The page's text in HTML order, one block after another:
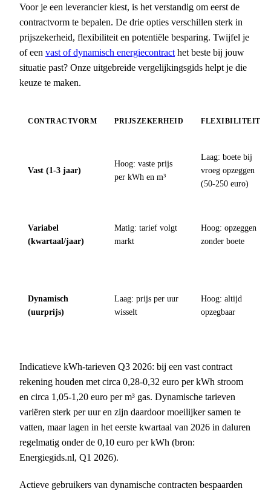
Voor je een leverancier kiest, is het verstandig om eerst de
contractvorm te bepalen. De drie opties verschillen sterk in
prijszekerheid, flexibiliteit en potentiële besparing. Twijfel je
of een vast of dynamisch energiecontract het beste bij jouw
situatie past? Onze uitgebreide vergelijkingsgids helpt je die
keuze te maken.
CONTRACTVORM PRIJSZEKERHEID FLEXIBILITEIT
Vast (1-3 jaar)
Hoog: vaste prijs
per kWh en m³
Laag: boete bij
vroeg opzeggen
(50-250 euro)
Variabel
(kwartaal/jaar)
Matig: tarief volgt
markt
Hoog: opzeggen
zonder boete
Dynamisch
(uurprijs)
Laag: prijs per uur
wisselt
Hoog: altijd
opzegbaar
Indicatieve kWh-tarieven Q3 2026: bij een vast contract
rekening houden met circa 0,28-0,32 euro per kWh stroom
en circa 1,05-1,20 euro per m³ gas. Dynamische tarieven
variëren sterk per uur en zijn daardoor moeilijker samen te
vatten, maar lagen in het eerste kwartaal van 2026 in daluren
regelmatig onder de 0,10 euro per kWh (bron:
Energiegids.nl, Q1 2026).
Actieve gebruikers van dynamische contracten bespaarden